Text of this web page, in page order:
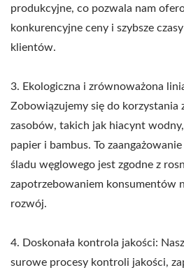
produkcyjne, co pozwala nam
konkurencyjne ceny i szybsze
klientów.
3. Ekologiczna i zrównoważona
Zobowiązujemy się do korzystania
zasobów, takich jak hiacynt
papier i bambus. To
śladu węglowego jest zgodne z
zapotrzebowaniem konsumentów
rozwój.
4. Doskonała kontrola jakości:
surowe procesy kontroli jakości,